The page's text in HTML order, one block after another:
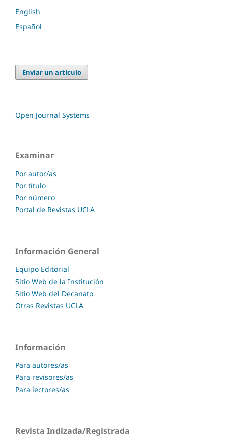
English
Español
Enviar un artículo
Open Journal Systems
Examinar
Por autor/as
Por título
Por número
Portal de Revistas UCLA
Información General
Equipo Editorial
Sitio Web de la Institución
Sitio Web del Decanato
Otras Revistas UCLA
Información
Para autores/as
Para revisores/as
Para lectores/as
Revista Indizada/Registrada